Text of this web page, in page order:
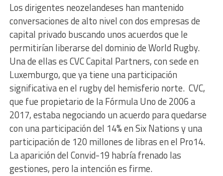
Los dirigentes neozelandeses han mantenido
conversaciones de alto nivel con dos empresas de
capital privado buscando unos acuerdos que le
permitirían liberarse del dominio de World Rugby.
Una de ellas es CVC Capital Partners, con sede en
Luxemburgo, que ya tiene una participación
significativa en el rugby del hemisferio norte. CVC,
que fue propietario de la Fórmula Uno de 2006 a
2017, estaba negociando un acuerdo para quedarse
con una participación del 14% en Six Nations y una
participación de 120 millones de libras en el Pro14.
La aparición del Convid-19 habría frenado las
gestiones, pero la intención es firme.